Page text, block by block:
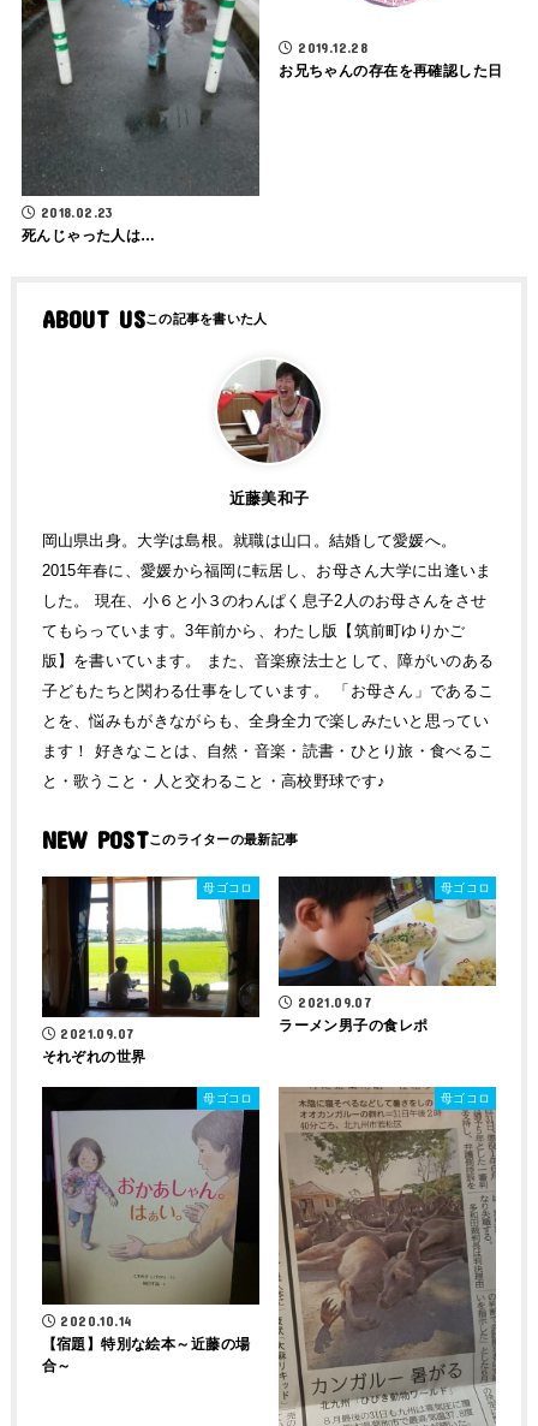
2018.02.23
死んじゃった人は…
2019.12.28
お兄ちゃんの存在を再確認した日
ABOUT US
近藤美和子
岡山県出身。大学は島根。就職は山口。結婚して愛媛へ。
2015年春に、愛媛から福岡に転居し、お母さん大学に出逢いま
した。 現在、小６と小３のわんぱく息子2人のお母さんをさせ
てもらっています。3年前から、わたし版【筑前町ゆりかご
版】を書いています。 また、音楽療法士として、障がいのある
子どもたちと関わる仕事をしています。 「お母さん」であるこ
とを、悩みもがきながらも、全身全力で楽しみたいと思ってい
ます！ 好きなことは、自然・音楽・読書・ひとり旅・食べるこ
と・歌うこと・人と交わること・高校野球です♪
NEW POST
母ゴコロ
2021.09.07
それぞれの世界
母ゴコロ
2021.09.07
ラーメン男子の食レポ
母ゴコロ
2020.10.14
【宿題】特別な絵本～近藤の場
合～
母ゴコロ